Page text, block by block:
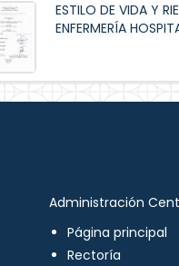
ESTILO DE VIDA Y
ENFERMERÍA
Administración
Página principal
Rectoría